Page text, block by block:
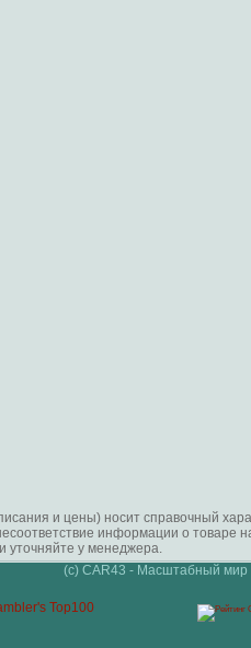
и цены) носит справочный
информации о
уточняйте у менеджера.
(c) CAR43 - Масштабный мир